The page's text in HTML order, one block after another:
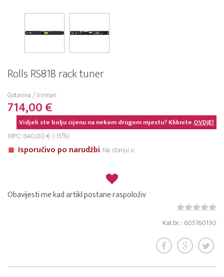
Rolls RS81B rack tuner
Gotovina / Virman
714,00 €
Vidjeli ste bolju cijenu na nekom drugom mjestu? KlikniteOVDJE!
MPC: 840,00 € (-15%)
Isporučivo po narudžbi Na stanju u:
Obavijesti me kad artikl postane raspoloživ
Kat.br. : 605160130